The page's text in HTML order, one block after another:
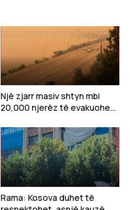
Një zjarr masiv shtyn mbi
20,000 njerëz të evakuohen
Rama: Kosova duhet të